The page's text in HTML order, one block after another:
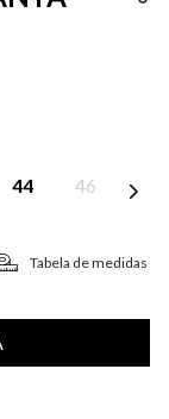
44 46
Tabela de medidas